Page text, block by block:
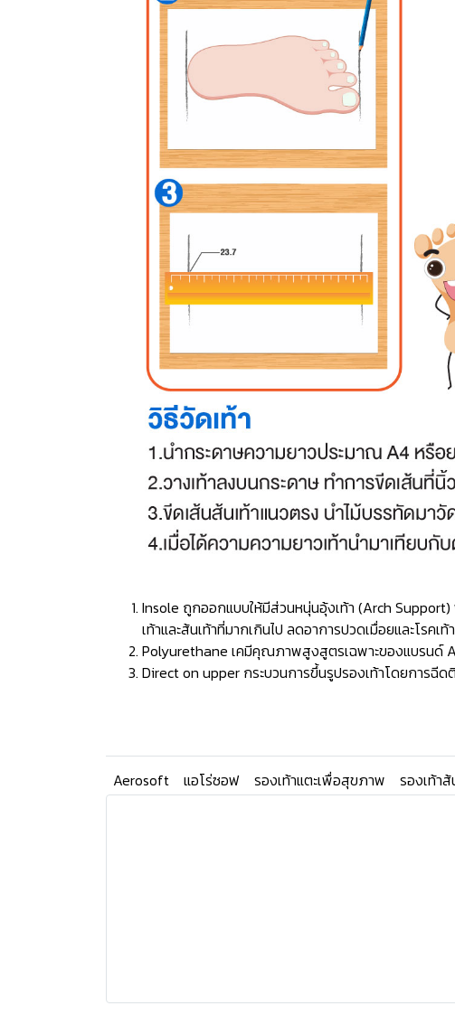
Insole ถูกออกแบบให้มีส่วนหนุ่นอุ้งเท้า (Arch
เท้าและส้นเท้าที่มากเกินไป ลดอาการปวดเมื่อยและโรคเท้
Polyurethane เคมีคุณภาพสูงสูตรเฉพาะของแบรนด์
Direct on upper กระบวนการขึ้นรูปรองเท้าโดยการฉี
Aerosoft แอโร่ซอฟ รองเท้าแตะเพื่อสุขภาพ รองเท้า